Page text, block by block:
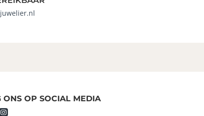
ONS OP SOCIAL MEDIA